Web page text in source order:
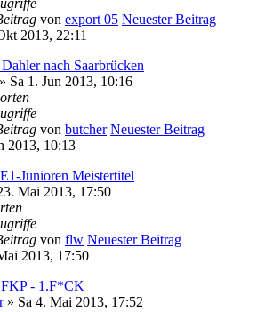
von export 05 Neuester Beitrag
2013, 22:11
nach Saarbrücken
» Sa 1. Jun 2013, 10:16
von butcher Neuester Beitrag
2013, 10:13
Junioren Meistertitel
Mai 2013, 17:50
von flw Neuester Beitrag
2013, 17:50
- 1.F*CK
» Sa 4. Mai 2013, 17:52